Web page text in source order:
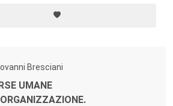
giuslavoristico e orientamento
Bresciani
UMANE